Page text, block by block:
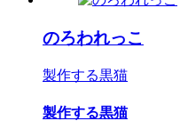
のろわれっこ
製作する黒猫
製作する黒猫